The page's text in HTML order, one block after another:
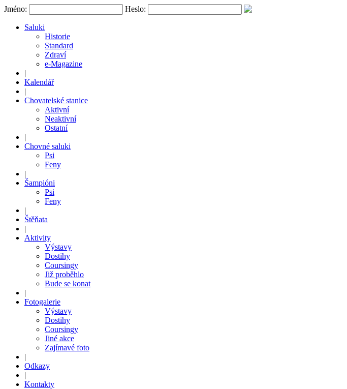
Jméno: Heslo:
Saluki
Historie
Standard
Zdraví
e-Magazine
|
Kalendář
|
Chovatelské stanice
Aktivní
Neaktivní
Ostatní
|
Chovné saluki
Psi
Feny
|
Šampióni
Psi
Feny
|
Štěňata
|
Aktivity
Výstavy
Dostihy
Coursingy
Již proběhlo
Bude se konat
|
Fotogalerie
Výstavy
Dostihy
Coursingy
Jiné akce
Zajímavé foto
|
Odkazy
|
Kontakty